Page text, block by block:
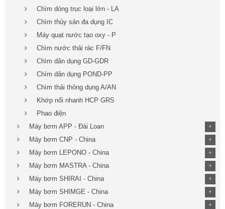
Chìm dòng trục loại lớn - LA
Chìm thủy sản đa dụng IC
Máy quạt nước tạo oxy - P
Chìm nước thải rác F/FN
Chìm dân dụng GD-GDR
Chìm dân dụng POND-PP
Chìm thải thông dụng A/AN
Khớp nối nhanh HCP GRS
Phao điện
Máy bơm APP - Đài Loan
+
Máy bơm CNP - China +
Máy bơm LEPONO - China +
Máy bơm MASTRA - China +
Máy bơm SHIRAI - China +
Máy bơm SHIMGE - China +
Máy bơm FORERUN - China +